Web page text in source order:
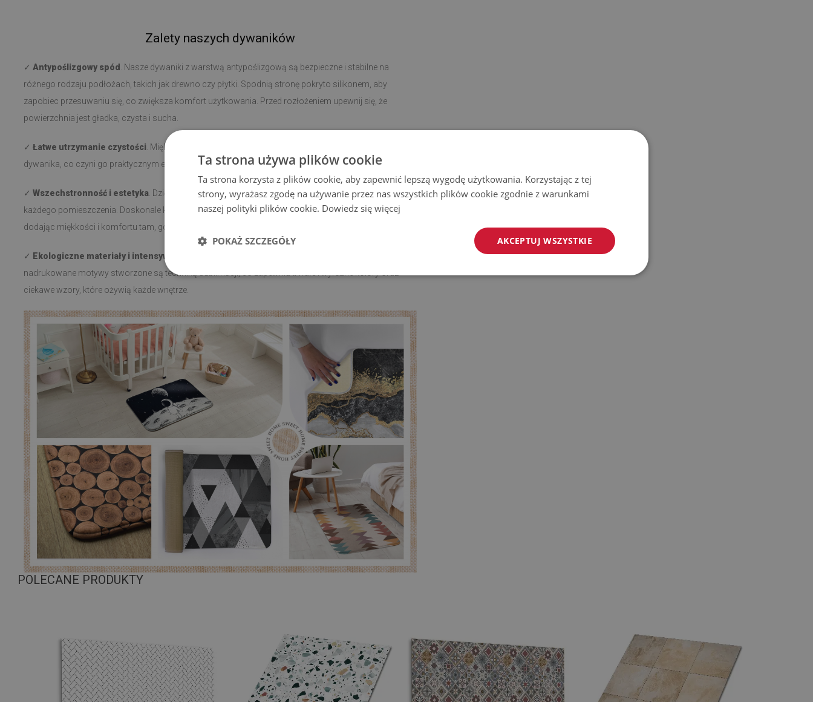
Zalety naszych dywaników
✓ Antypoślizgowy spód . Nasze dywaniki z warstwą antypoślizgową są bezpieczne i stabilne na
różnego rodzaju podłożach, takich jak drewno czy płytki. Spodnią stronę pokryto silikonem, aby
zapobiec przesuwaniu się, co zwiększa komfort użytkowania. Przed rozłożeniem upewnij się, że
powierzchnia jest gładka, czysta i sucha.
✓ Łatwe utrzymanie czystości . Miękkie, krótkie włosie ułatwia czyszczenie i dbanie o higienę
dywanika, co czyni go praktycznym elementem w każdym wnętrzu.
✓ Wszechstronność i estetyka . Dzięki różnorodnym wzorom dywanik można dopasować do
każdego pomieszczenia. Doskonale komponuje się zarówno przy łóżku, w przedpokoju, jak i w salonie,
dodając miękkości i komfortu tam, gdzie jest potrzebny.
✓ Ekologiczne materiały i intensywne kolory
nadrukowane motywy stworzone są techniką sublimacji, co zapewnia trwałe i wyraźne kolory oraz
ciekawe wzory, które ożywią każde wnętrze.
POLECANE PRODUKTY
Ta strona używa plików cookie
Ta strona korzysta z plików cookie, aby zapewnić lepszą wygodę użytkowania. Korzystając z tej
strony, wyrażasz zgodę na używanie przez nas wszystkich plików cookie zgodnie z warunkami
naszej polityki plików cookie. Dowiedz się więcej
AKCEPTUJ WSZYSTKIE
POKAŻ SZCZEGÓŁY